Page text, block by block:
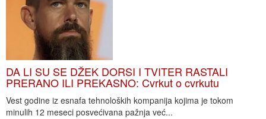
DA LI SU SE DŽEK DORSI I TVITER RASTALI
PRERANO ILI PREKASNO: Cvrkut o cvrkutu
Vest godine iz esnafa tehnoloških kompanija kojima je tokom
minulih 12 meseci posvećivana pažnja već...